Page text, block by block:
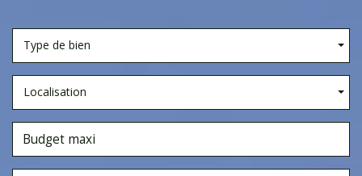
Type de bien
Localisation